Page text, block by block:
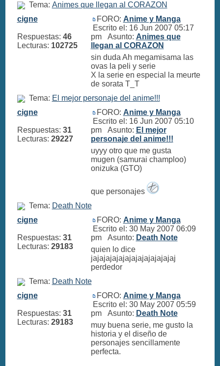
Tema: Animes que llegan al CORAZON
cigne
Respuestas: 46
Lecturas: 102725
FORO: Anime y Manga
Escrito el: 16 Jun 2007 05:17
pm Asunto: Animes que
llegan al CORAZON
sin duda Ah megamisama las
ovas la peli y serie
X la serie en especial la meurte
de sorata T_T
Tema: El mejor personaje del anime!!!
cigne
Respuestas: 31
Lecturas: 29227
FORO: Anime y Manga
Escrito el: 16 Jun 2007 05:10
pm Asunto: El mejor
personaje del anime!!!
uyyy otro que me gusta
mugen (samurai champloo)
onizuka (GTO)
que personajes
Tema: Death Note
cigne
Respuestas: 31
Lecturas: 29183
FORO: Anime y Manga
Escrito el: 30 May 2007 06:09
pm Asunto: Death Note
quien lo dice
jajajajajajajajajajajajajaj
perdedor
Tema: Death Note
cigne
Respuestas: 31
Lecturas: 29183
FORO: Anime y Manga
Escrito el: 30 May 2007 05:59
pm Asunto: Death Note
muy buena serie, me gusto la
historia y el diseño de
personajes sencillamente
perfecta.